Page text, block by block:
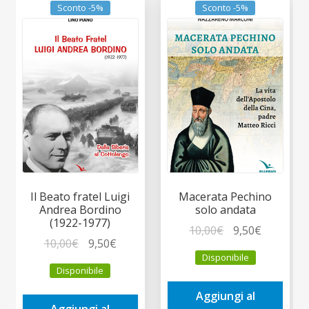
Sconto -5%
Il Beato fratel Luigi
Andrea Bordino
(1922-1977)
10,00€
prezzo
originale
era:
9,50€Il
è:
Disponibile
Sconto -5%
Macerata Pechino
solo andata
10,00€
prezzo
originale
era:
10,00€.
9,50€
è:
Disponibile
Aggiungi al